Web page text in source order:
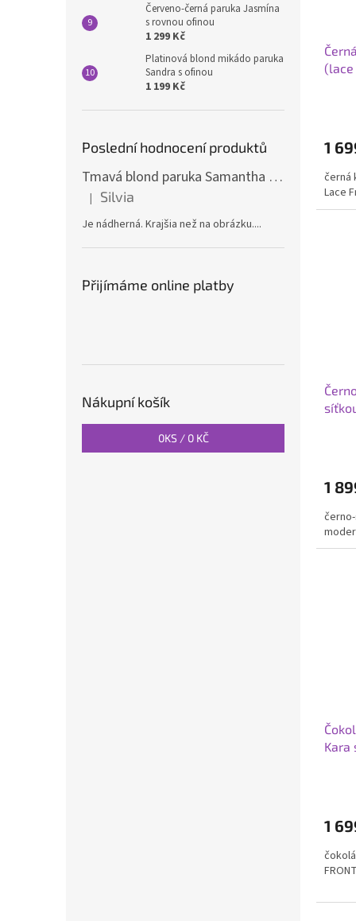
Červeno-černá paruka Jasmína
s rovnou ofinou
1 299 Kč
Platinová blond mikádo paruka
Sandra s ofinou
1 199 Kč
Poslední hodnocení produktů
Tmavá blond paruka Samantha s melíry
Hodnocení produktu je 5 z 5 hvězdiček.
| Silvia
Je nádherná. Krajšia než na obrázku....
Přijímáme online platby
Nákupní košík
0KS / 0 KČ
1
černá
Lace
1
Kara
1